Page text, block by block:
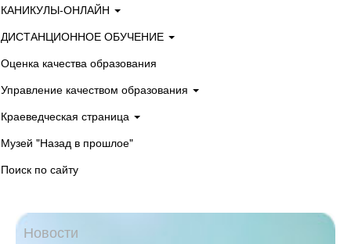
КАНИКУЛЫ-ОНЛАЙН
ДИСТАНЦИОННОЕ ОБУЧЕНИЕ
Оценка качества образования
Управление качеством образования
Краеведческая страница
Музей "Назад в прошлое"
Поиск по сайту
Новости